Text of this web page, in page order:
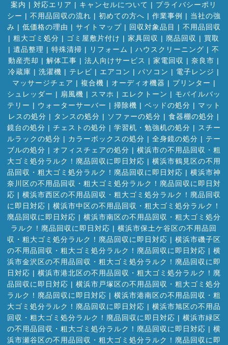
案内 | 対応エリア | キャンセルについて | プライバシーポリ
シー | 不用品回収の流れ | 初めての方へ | 作業事例 | 当社の強
み | 低価格の理由 | サイトマップ| 回収対象品目 | 不用品回収
| 粗大ゴミ処分 | ゴミ屋敷片付け | 家具回収 | 廃品回収 | 買取
| 遺品整理 | 特殊清掃 | リフォーム | ハウスクリーニング | 不
動産売却 | 解体工事 | 法人向けサービス | 家電回収 | 奈良市 |
冷蔵庫 | 洗濯機 | テレビ | エアコン | パソコン | 電子レンジ |
マッサージチェア | 複合機 | オーディオ機器 | プリンター |
シュレッダー | 扇風機 | スマホ | エレクトーン | モバイルバッ
テリー | ウォーターサーバー | 掃除機 | ベッドの処分 | マット
レスの処分 | タンスの処分 | ソファーの処分 | 食器棚の処分 |
鏡台の処分 | チェストの処分 | 学習机・勉強机の処分 | スチー
ルラックの処分 | カラーボックスの処分 | 全身鏡の処分 | テー
ブルの処分 | オフィスチェアの処分 | 横浜市の不用品回収・粗
大ゴミ処分ラルク！廃品回収に即日対応 | 横浜市鶴見区の不用
品回収・粗大ゴミ処分ラルク！廃品回収に即日対応 | 横浜市神
奈川区の不用品回収・粗大ゴミ処分ラルク！廃品回収に即日対
応 | 横浜市西区の不用品回収・粗大ゴミ処分ラルク！廃品回収
に即日対応 | 横浜市中区の不用品回収・粗大ゴミ処分ラルク！
廃品回収に即日対応 | 横浜市南区の不用品回収・粗大ゴミ処分
ラルク！廃品回収に即日対応 | 横浜市保土ケ谷区の不用品回
収・粗大ゴミ処分ラルク！廃品回収に即日対応 | 横浜市磯子区
の不用品回収・粗大ゴミ処分ラルク！廃品回収に即日対応 | 横
浜市金沢区の不用品回収・粗大ゴミ処分ラルク！廃品回収に即
日対応 | 横浜市港北区の不用品回収・粗大ゴミ処分ラルク！廃
品回収に即日対応 | 横浜市戸塚区の不用品回収・粗大ゴミ処分
ラルク！廃品回収に即日対応 | 横浜市港南区の不用品回収・粗
大ゴミ処分ラルク！廃品回収に即日対応 | 横浜市旭区の不用品
回収・粗大ゴミ処分ラルク！廃品回収に即日対応 | 横浜市緑区
の不用品回収・粗大ゴミ処分ラルク！廃品回収に即日対応 | 横
浜市瀬谷区の不用品回収・粗大ゴミ処分ラルク！廃品回収に即